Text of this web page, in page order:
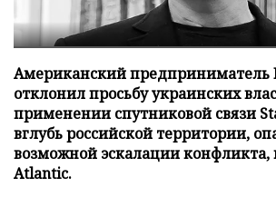
Американский предприниматель
отклонил просьбу украинских
применении спутниковой связи
вглубь российской территории,
возможной эскалации
Atlantic.